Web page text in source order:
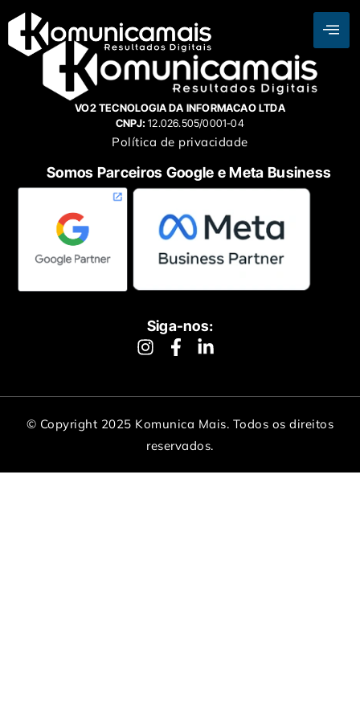
VO2 TECNOLOGIA DA INFORMACAO LTDA
CNPJ: 12.026.505/0001-04
Política de privacidade
Somos Parceiros Google e Meta Business
Siga-nos:
© Copyright 2025 Komunica Mais. Todos os direitos
reservados.